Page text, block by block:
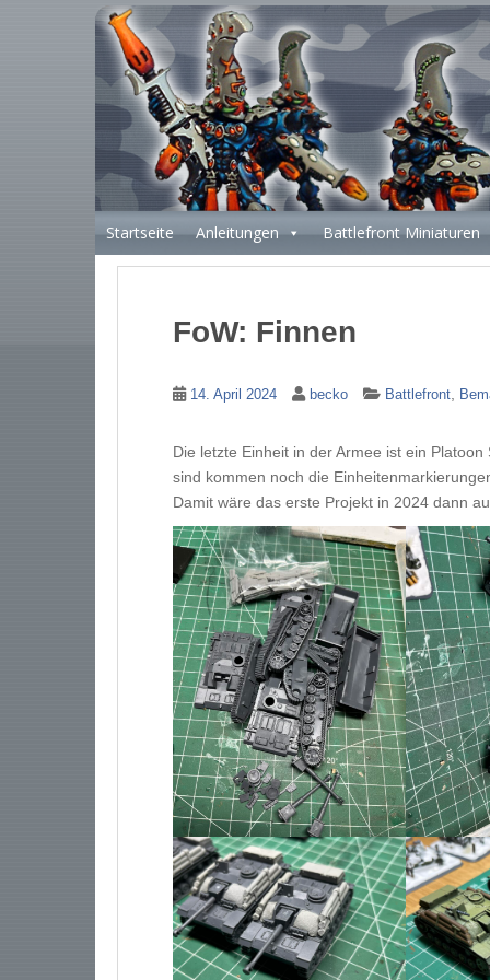
Startseite Anleitungen Battlefront Miniaturen
FoW: Finnen
14. April 2024 becko Battlefront,
Die letzte Einheit in der Armee ist ein
sind kommen noch die
Damit wäre das erste Projekt in 2024 dann